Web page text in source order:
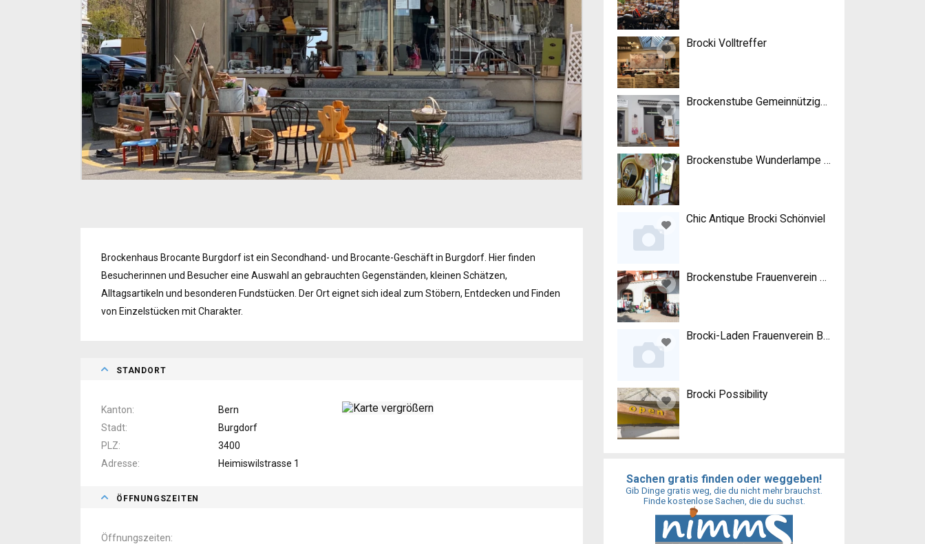
Brocki Volltreffer
Brockenstube Gemeinnütziger Frauenverein
Brockenstube Wunderlampe GmbH
Chic Antique Brocki Schönviel
Brockenstube Frauenverein Lyss
Brocki-Laden Frauenverein Bad Zurzach
Brocki Possibility
Sachen gratis finden oder weggeben!
Gib Dinge gratis weg, die du nicht mehr brauchst.
Finde kostenlose Sachen, die du suchst.
Brockenhaus Brocante Burgdorf ist ein Secondhand- und Brocante-Geschäft in Burgdorf. Hier finden
Besucherinnen und Besucher eine Auswahl an gebrauchten Gegenständen, kleinen Schätzen,
Alltagsartikeln und besonderen Fundstücken. Der Ort eignet sich ideal zum Stöbern, Entdecken und Finden
von Einzelstücken mit Charakter.
STANDORT
Kanton
Bern
Stadt
Burgdorf
PLZ
3400
Adresse
Heimiswilstrasse 1
ÖFFNUNGSZEITEN
Öffnungszeiten